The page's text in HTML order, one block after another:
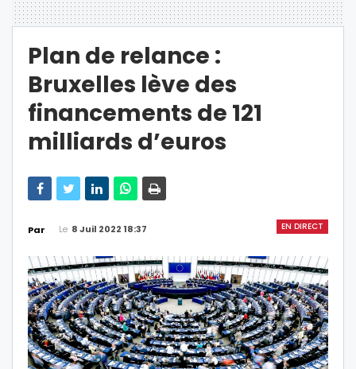
Plan de relance :
Bruxelles lève des
financements de 121
milliards d’euros
EN DIRECT
Par Le 8 Juil 2022 18:37